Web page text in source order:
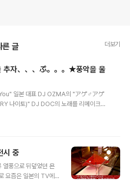
른 글 더보기
추자、、、ぷ。。。★풍악을 울
일본 대표 DJ OZMA의 "アゲ♂アゲ
나이토)" DJ DOC의 노래를 리메이크한
으니 한류 원조 클론(Clon)을 빼놓을 수
시 중
열풍으로 뒤덮었던 욘
요즘은 일본의 TV에